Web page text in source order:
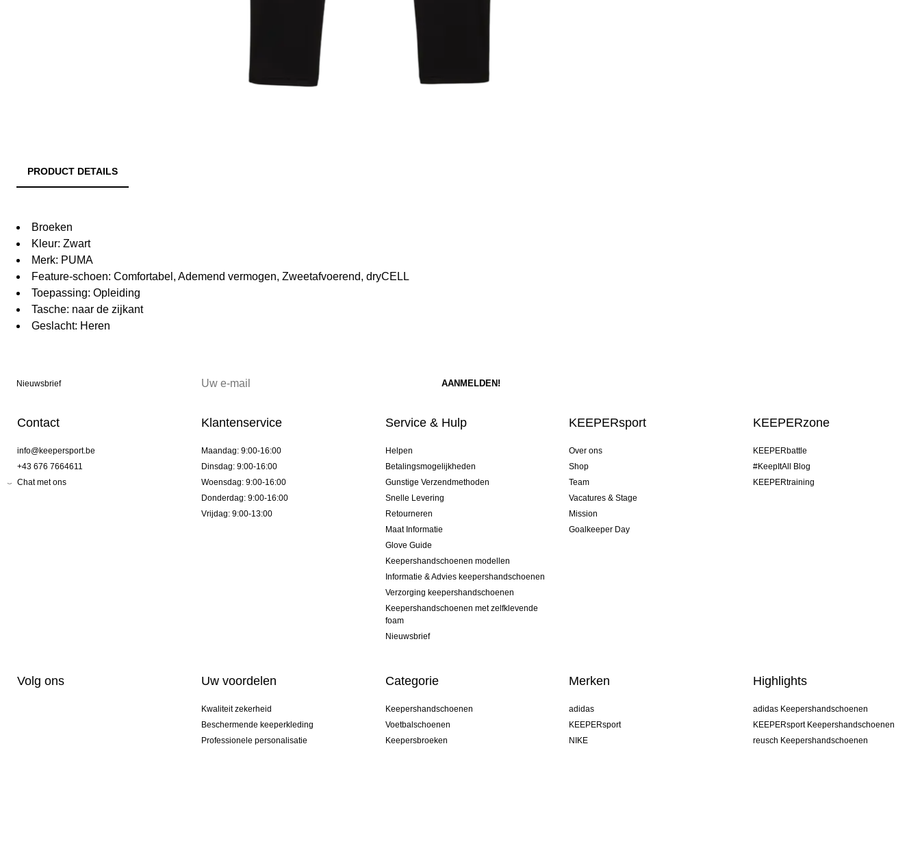
PRODUCT DETAILS
Broeken
Kleur: Zwart
Merk: PUMA
Feature-schoen: Comfortabel, Ademend vermogen, Zweetafvoerend, dryCELL
Toepassing: Opleiding
Tasche: naar de zijkant
Geslacht: Heren
Nieuwsbrief
Contact
info@keepersport.be
+43 676 7664611
Chat met ons
Klantenservice
Maandag: 9:00-16:00
Dinsdag: 9:00-16:00
Woensdag: 9:00-16:00
Donderdag: 9:00-16:00
Vrijdag: 9:00-13:00
Service & Hulp
Helpen
Betalingsmogelijkheden
Gunstige Verzendmethoden
Snelle Levering
Retourneren
Maat Informatie
Glove Guide
Keepershandschoenen modellen
Informatie & Advies keepershandschoenen
Verzorging keepershandschoenen
Keepershandschoenen met zelfklevende
foam
Nieuwsbrief
KEEPERsport
Over ons
Shop
Team
Vacatures & Stage
Mission
Goalkeeper Day
KEEPERzone
KEEPERbattle
#KeepItAll Blog
KEEPERtraining
Volg ons Uw voordelen
Kwaliteit zekerheid
Beschermende keeperkleding
Professionele personalisatie
Categorie
Keepershandschoenen
Voetbalschoenen
Keepersbroeken
Merken
adidas
KEEPERsport
NIKE
Highlights
adidas Keepershandschoenen
KEEPERsport Keepershandschoenen
reusch Keepershandschoenen